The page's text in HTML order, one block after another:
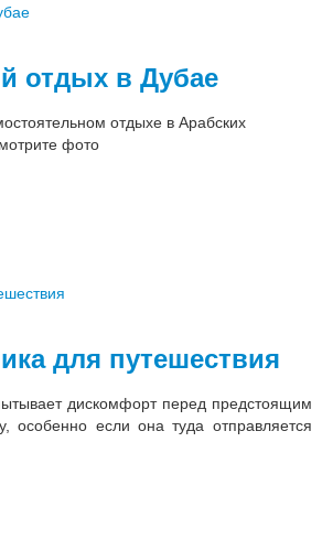
отдых в Дубае
отдыхе в Арабских
фото
для путешествия
дискомфорт перед предстоящим
особенно если она туда отправляется